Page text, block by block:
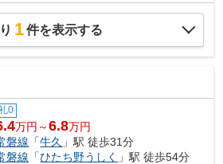
1件を表示する
0
万円～6.8万円
磐線 「牛久 」駅 徒歩31分
磐線 「ひたち野うしく
」駅 徒歩54分